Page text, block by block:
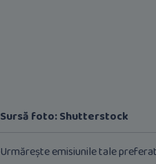
Sursă foto: Shutterstock
Urmărește emisiunile tale